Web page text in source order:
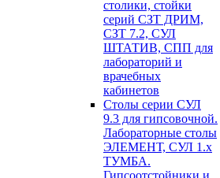
столики, стойки
серий СЗТ ДРИМ,
СЗТ 7.2, СУЛ
ШТАТИВ, СПП для
лабораторий и
врачебных
кабинетов
Столы серии СУЛ
9.3 для гипсовочной.
Лабораторные столы
ЭЛЕМЕНТ, СУЛ 1.х
ТУМБА.
Гипсоотстойники и